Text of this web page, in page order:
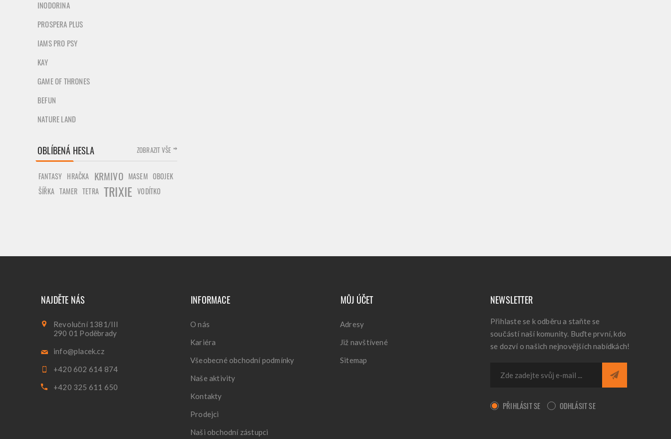
INODORINA
PROSPERA PLUS
IAMS PRO PSY
KAY
GAME OF THRONES
BEFUN
NATURE LAND
OBLÍBENÁ HESLA
FANTASY HRAČKA KRMIVO MASEM OBOJEK
ŠÍŘKA TAMER TETRA TRIXIE VODÍTKO
ZOBRAZIT VŠE
NAJDĚTE NÁS
Revoluční 1381/III
290 01 Poděbrady
info@placek.cz
+420 602 614 874
+420 325 611 650
INFORMACE
O nás
Kariéra
Všeobecné obchodní podmínky
Naše aktivity
Kontakty
Prodejci
Naši obchodní zástupci
MŮJ ÚČET
Adresy
Již navštívené
Sitemap
NEWSLETTER
Přihlaste se k odběru a staňte se
součástí naší komunity. Buďte první, kdo
se dozví o našich nejnovějších nabídkách!
PŘIHLÁSIT SE ODHLÁSIT SE